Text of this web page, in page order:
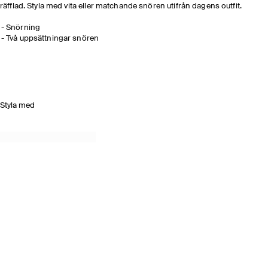
räfflad. Styla med vita eller matchande snören utifrån dagens outfit.
Snörning
Två uppsättningar snören
Styla med